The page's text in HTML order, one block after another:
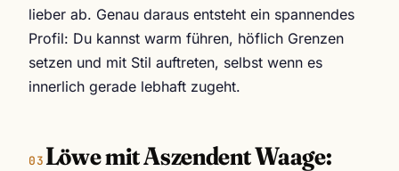
lieber ab. Genau daraus entsteht ein spannendes
Profil: Du kannst warm führen, höflich Grenzen
setzen und mit Stil auftreten, selbst wenn es
innerlich gerade lebhaft zugeht.
Löwe mit Aszendent Waage: